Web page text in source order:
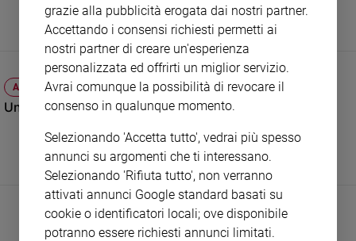
Genitori
Coppia
Scuola
giovani
Adolescenza
Bioetica
ATTUALITÀ
Una contraddizione nelle parole del patriarca Kirill
grazie alla pubblicità erogata dai nostri partner.
Accettando i consensi richiesti permetti ai
nostri partner di creare un'esperienza
personalizzata ed offrirti un miglior servizio.
Avrai comunque la possibilità di revocare il
consenso in qualunque momento.
Selezionando 'Accetta tutto', vedrai più spesso
annunci su argomenti che ti interessano.
Selezionando 'Rifiuta tutto', non verranno
attivati annunci Google standard basati su
cookie o identificatori locali; ove disponibile
potranno essere richiesti annunci limitati.